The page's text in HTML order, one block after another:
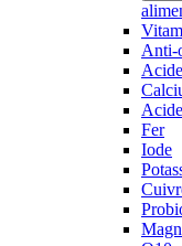
Anti-
Fer
Iode